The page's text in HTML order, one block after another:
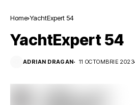
Home YachtExpert 54
YachtExpert 54
ADRIAN DRAGAN 11 OCTOMBRIE 2023